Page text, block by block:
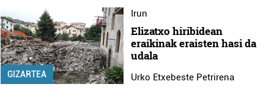
GIZARTEA
Irun
Elizatxo hiribidean
eraikinak eraisten hasi da
udala
Urko Etxebeste Petrirena